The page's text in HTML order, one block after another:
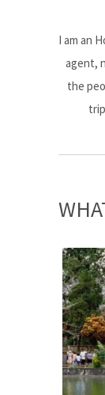
I am an
agent,
the